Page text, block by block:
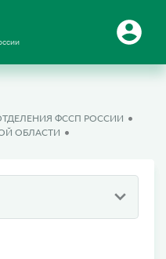
ФССП РОССИИ
ОБЛАСТИ